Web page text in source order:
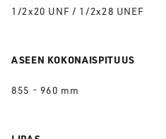
1/2x20 UNF / 1/2x28 UNEF
ASEEN KOKONAISPITUUS
855 - 960 mm